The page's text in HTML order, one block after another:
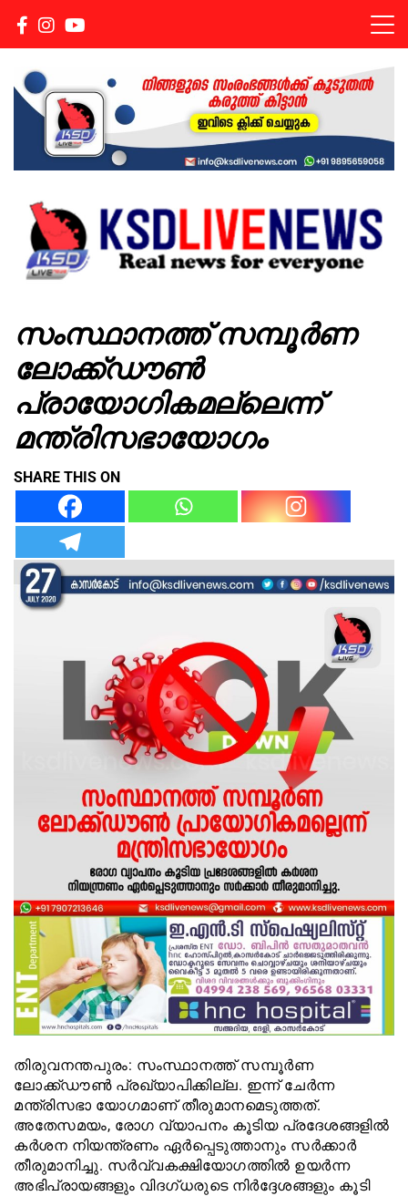
KSDLIVENEWS
സംസ്ഥാനത്ത് സമ്പൂര്‍ണ
ലോക്ക്ഡൗൺ
പ്രായോഗികമല്ലെന്ന്
മന്ത്രിസഭായോഗം
SHARE THIS ON
തിരുവനന്തപുരം: സംസ്ഥാനത്ത് സമ്പൂര്‍ണ
ലോക്ക്ഡൗണ്‍ പ്രഖ്യാപിക്കില്ല. ഇന്ന് ചേര്‍ന്ന
മന്ത്രിസഭാ യോഗമാണ് തീരുമാനമെടുത്തത്.
അതേസമയം, രോഗ വ്യാപനം കൂടിയ പ്രദേശങ്ങളില്‍
കര്‍ശന നിയന്ത്രണം ഏര്‍പ്പെടുത്താനും സര്‍ക്കാര്‍
തീരുമാനിച്ചു. സര്‍വ്വകക്ഷിയോഗത്തില്‍ ഉയര്‍ന്ന
അഭിപ്രായങ്ങളും വിദഗ്ധരുടെ നിര്‍ദ്ദേശങ്ങളും കൂടി